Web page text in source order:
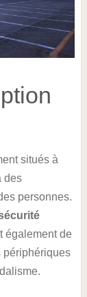
situés à
des
personnes.
également de
périphériques